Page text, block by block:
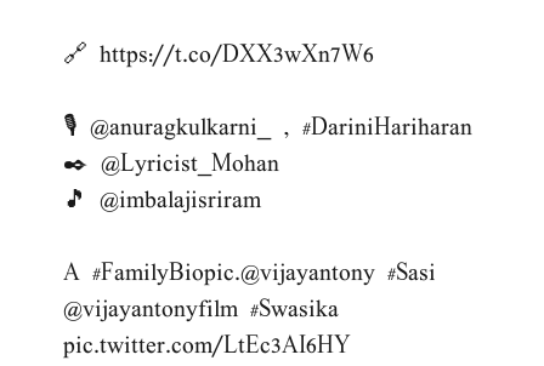
🔗 https://t.co/DXX3wXn7W6
🎙️ @anuragkulkarni_ , #DariniHariharan
✒️ @Lyricist_Mohan
🎵 @imbalajisriram
A #FamilyBiopic.@vijayantony #Sasi
@vijayantonyfilm #Swasika
pic.twitter.com/LtEc3AI6HY